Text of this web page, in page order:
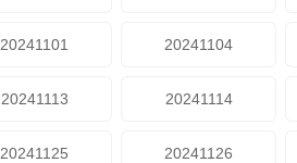
20241101 20241104
20241113 20241114
20241125 20241126